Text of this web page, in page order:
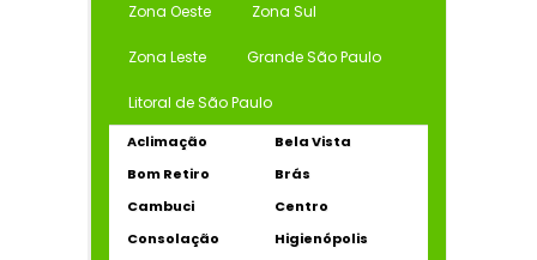
Zona Oeste Zona Sul
Zona Leste Grande São Paulo
Litoral de São Paulo
Aclimação
Bela Vista
Bom Retiro
Brás
Cambuci
Centro
Consolação
Higienópolis